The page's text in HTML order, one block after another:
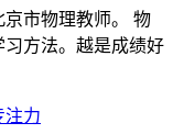
市物理教师。 物
方法。越是成绩好
注力